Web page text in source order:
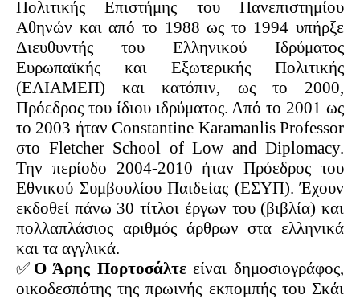
Πολιτικής Επιστήμης του Πανεπιστημίου
Αθηνών και από το 1988 ως το 1994 υπήρξε
Διευθυντής του Ελληνικού Ιδρύματος
Ευρωπαϊκής και Εξωτερικής Πολιτικής
(ΕΛΙΑΜΕΠ) και κατόπιν, ως το 2000,
Πρόεδρος του ίδιου ιδρύματος. Από το 2001ως
το 2003 ήταν Constantine Karamanlis Professor
στο Fletcher School of Low and Diplomacy.
Την περίοδο 2004-2010 ήταν Πρόεδρος του
Εθνικού Συμβουλίου Παιδείας (ΕΣΥΠ). Έχουν
εκδοθεί πάνω 30 τίτλοι έργων του (βιβλία) και
πολλαπλάσιος αριθμός άρθρων στα ελληνικά
και τα αγγλικά.
✅ Ο Άρης Πορτοσάλτεείναι δημοσιογράφος,
οικοδεσπότης της πρωινής εκπομπής του Σκάι